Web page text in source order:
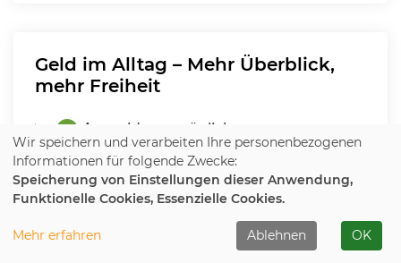
Geld im Alltag – Mehr Überblick,
mehr Freiheit
Anmeldung möglich
Datum:Mo.16.11.2026
Uhrzeit:16:00 - 17:30 Uhr
Ort:Raum 207
Wir speichern und verarbeiten Ihre personenbezogenen
Informationen für folgende Zwecke:
Speicherung von Einstellungen dieser Anwendung,
Funktionelle Cookies, Essenzielle Cookies.
Mehr erfahren Ablehnen OK